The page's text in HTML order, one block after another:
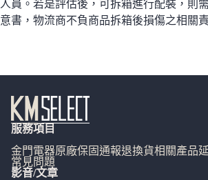
人員。若是評估後，可拆箱進行配裝，則
意書，物流商不負商品拆箱後損傷之相關
服務項目
金門電器原廠保固通報退換貨相關產品
常見問題
影音/文章